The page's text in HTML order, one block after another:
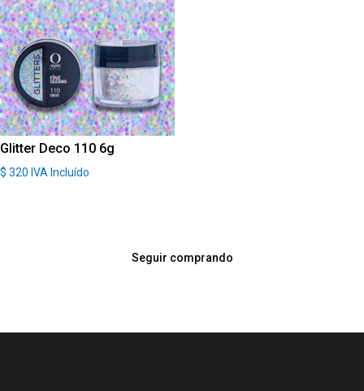
Glitter Deco 110 6g
$ 320 IVA Incluído
Seguir comprando